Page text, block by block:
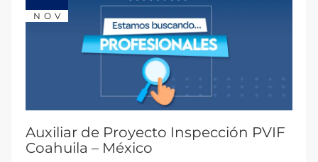
NOV
Auxiliar de Proyecto Inspección PVIF
Coahuila – México